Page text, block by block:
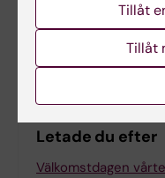
Letade du efter
Välkomstdagen
Tillåt
Tillåt